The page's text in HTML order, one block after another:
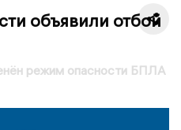
объявили отбой
режим опасности БПЛА